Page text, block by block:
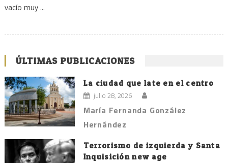
vacío muy ...
ÚLTIMAS PUBLICACIONES
La ciudad que late en el centro
julio 28, 2026
María Fernanda González
Hernández
Terrorismo de izquierda y Santa
Inquisición new age